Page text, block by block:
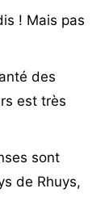
! Mais pas
des
est très
sont
de Rhuys,